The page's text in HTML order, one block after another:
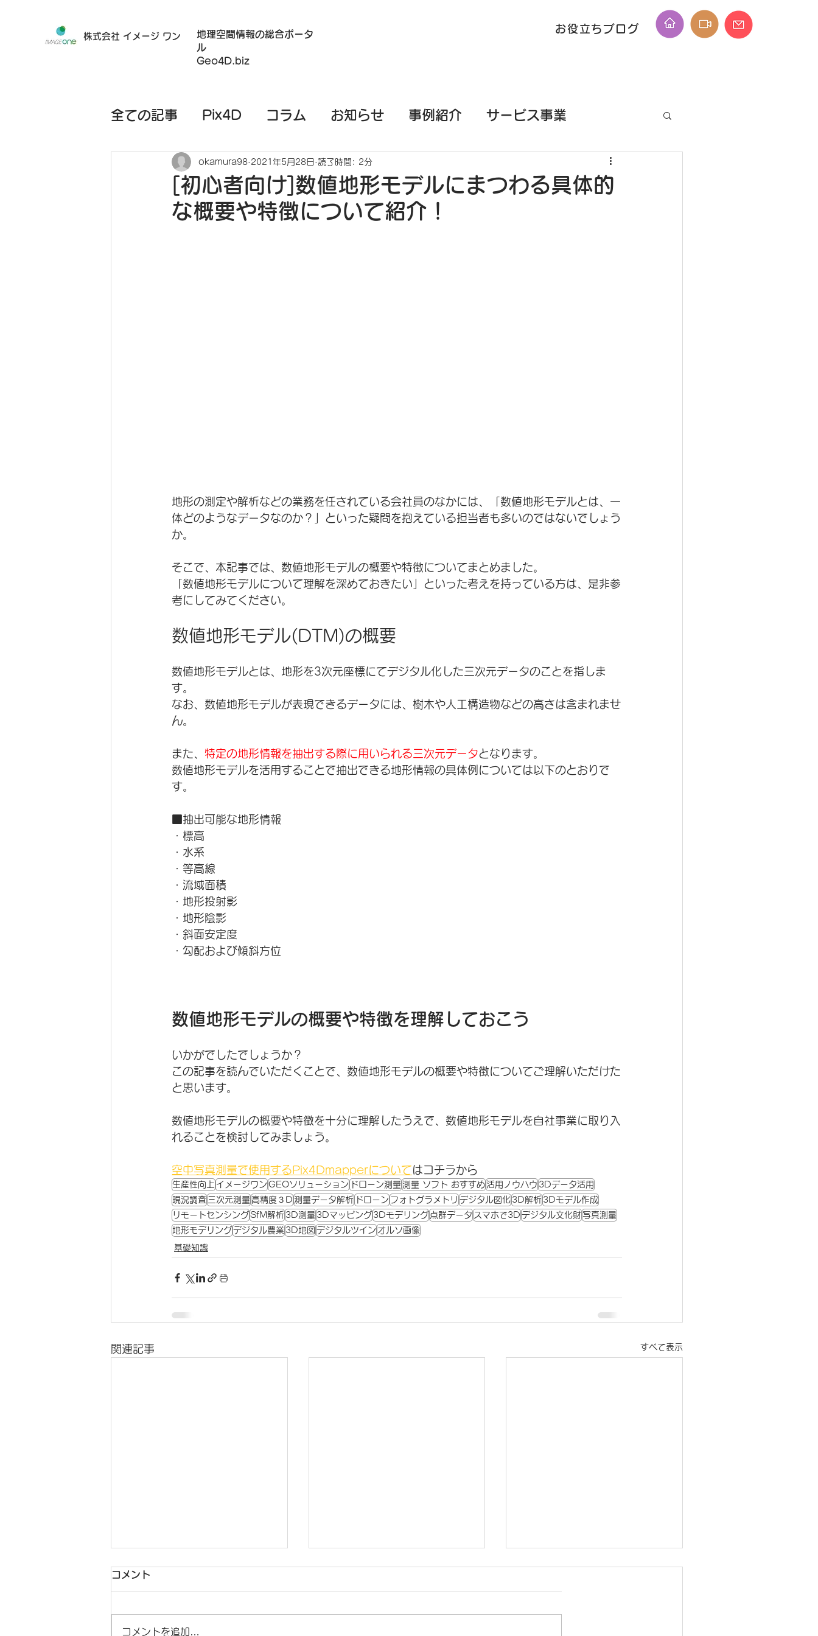
株式会社 イメージ ワン
地理空間情報の総合ポータ
ル
Geo4D.biz
お役立ちブログ
全ての記事 Pix4D コラム お知らせ 事例紹介 サービス事業
ハードウェア モバイル端末（スマホ/タブレット）測量
レンタルサービス PPKGo GeoSLAM 基礎知識
[初心者向け]数値地形モデルにまつわる具体的
な概要や特徴について紹介！
okamura98 2021年5月28日 読了時間: 2分
地形の測定や解析などの業務を任されている会社員のなかには、「数値地形モデルとは、一
体どのようなデータなのか？」といった疑問を抱えている担当者も多いのではないでしょう
か。
そこで、本記事では、数値地形モデルの概要や特徴についてまとめました。
「数値地形モデルについて理解を深めておきたい」といった考えを持っている方は、是非参
考にしてみてください。
数値地形モデル(DTM)の概要
​数値地形モデルとは、地形を3次元座標にてデジタル化した三次元データのことを指しま
す。
なお、数値地形モデルが表現できるデータには、樹木や人工構造物などの高さは含まれませ
ん。
また、 特定の地形情報を抽出する際に用いられる三次元データとなります。
数値地形モデルを活用することで抽出できる地形情報の具体例については以下のとおりで
す。
■抽出可能な地形情報
・標高
・水系
・等高線
・流域面積
・地形投射影
・地形陰影
・斜面安定度
・勾配および傾斜方位
数値地形モデルの概要や特徴を理解しておこう
いかがでしたでしょうか？
この記事を読んでいただくことで、数値地形モデルの概要や特徴についてご理解いただけた
と思います。
数値地形モデルの概要や特徴を十分に理解したうえで、数値地形モデルを自社事業に取り入
れることを検討してみましょう。
空中写真測量で使用するPix4Dmapperについてはコチラから
生産性向上 イメージワン GEOソリューション ドローン測量 測量 ソフト おすすめ活用ノウハウ 3Dデータ活用
現況調査 三次元測量 高精度３D 測量データ解析 ドローン フォトグラメトリ デジタル図化 3D解析 3Dモデル作成
リモートセンシングSfM解析 3D測量 3Dマッピング 3Dモデリング 点群データ スマホで3D デジタル文化財 写真測量
地形モデリングデジタル農業 3D地図 デジタルツイン オルソ画像
基礎知識
関連記事 すべて表示
コメント
コメントを追加…